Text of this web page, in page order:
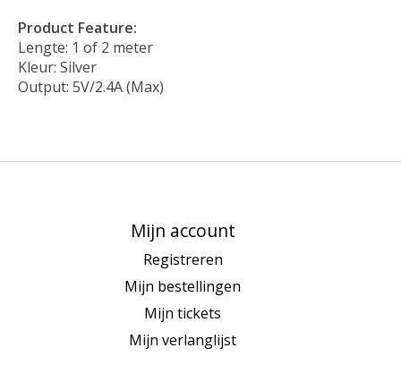
Product Feature:
Lengte: 1 of 2 meter
Kleur: Silver
Output: 5V/2.4A (Max)
Mijn account
Registreren
Mijn bestellingen
Mijn tickets
Mijn verlanglijst